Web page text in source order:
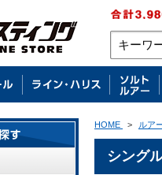
HOME > ルア
シング